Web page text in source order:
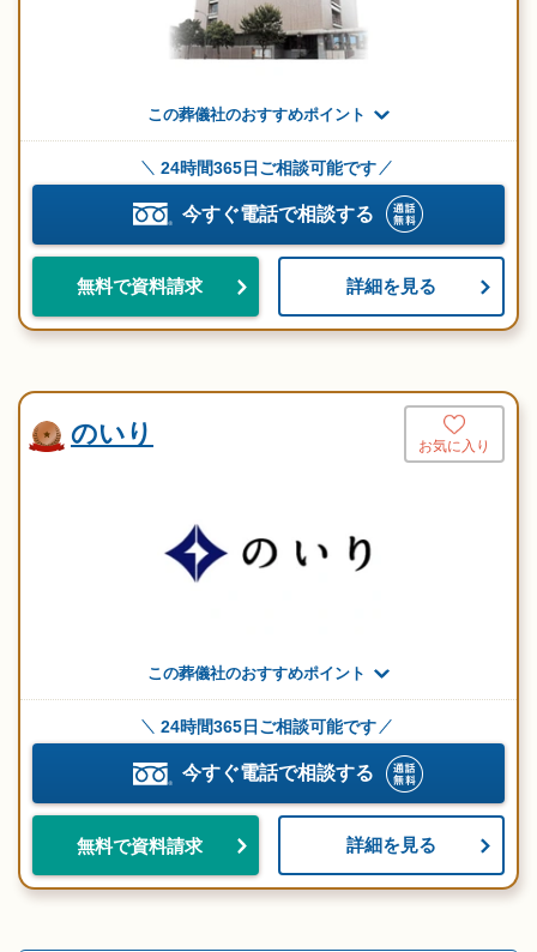
この葬儀社のおすすめポイント
24時間365日ご相談可能です
今すぐ電話で相談する
無料で資料請求 詳細を見る
のいり お気に入り
この葬儀社のおすすめポイント
24時間365日ご相談可能です
今すぐ電話で相談する
無料で資料請求 詳細を見る